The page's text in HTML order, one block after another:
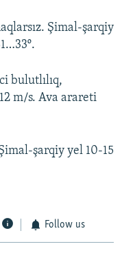
Şimal-şarqiy
bulutlılıq,
m/s. Ava arareti
şarqiy yel 10-15
Follow us